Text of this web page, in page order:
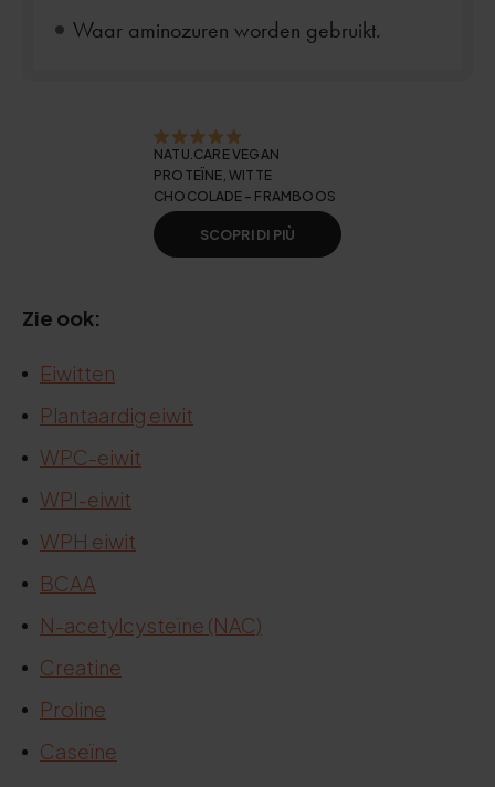
Waar aminozuren worden gebruikt.
NATU.CARE VEGAN
PROTEÏNE, WITTE
CHOCOLADE - FRAMBOOS
SCOPRI DI PIÙ
Zie ook:
Eiwitten
Plantaardig eiwit
WPC-eiwit
WPI-eiwit
WPH eiwit
BCAA
N-acetylcysteïne (NAC)
Creatine
Proline
Caseïne